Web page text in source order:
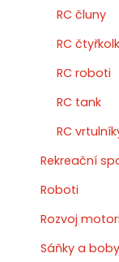
RC čluny
RC
RC roboti
RC tank
RC
Rekreační
Roboti
Rozvoj
Sáňky a boby